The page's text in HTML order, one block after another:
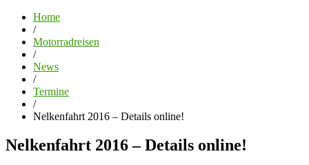
Home
/
Motorradreisen
/
News
/
Termine
/
Nelkenfahrt 2016 – Details online!
Nelkenfahrt 2016 – Details online!